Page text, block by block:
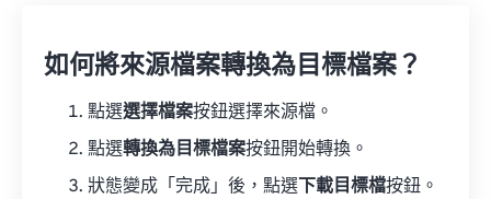
如何將來源檔案轉換為目標檔案？
點選選擇檔案按鈕選擇來源檔。
點選轉換為目標檔案按鈕開始轉換。
狀態變成「完成」後，點選 下載目標檔按鈕。